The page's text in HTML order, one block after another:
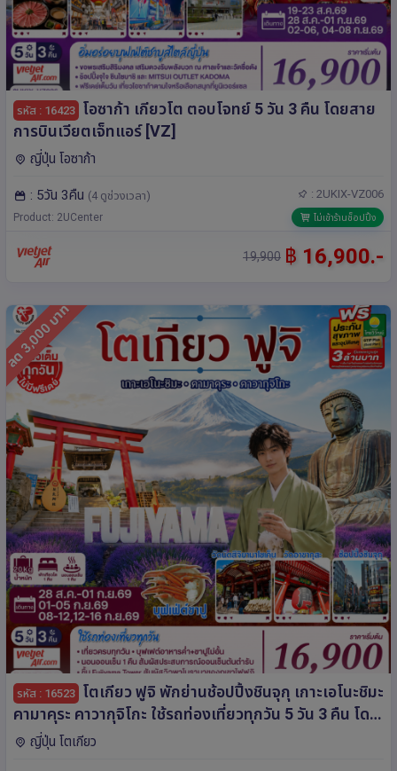
รหัส : 16423 โอซาก้า เกียวโต ตอบโจทย์ 5 วัน 3 คืน โดยสาย
การบินเวียตเจ็ทแอร์ [VZ]
ญี่ปุ่น โอซาก้า
: 5วัน 3คืน (4 ดูช่วงเวลา) : 2UKIX-VZ006
Product: 2UCenter ไม่เข้าร้านช็อปปิ้ง
19,900 ฿ 16,900.-
ลด 3,000 บาท
รหัส : 16523 โตเกียว ฟูจิ พักย่านช้อปปิ้งชินจุกุ เกาะเอโนะชิมะ
คามาคุระ คาวากุจิโกะ ใช้รถท่องเที่ยวทุกวัน 5 วัน 3 คืน โดย
สายการบินเวียตเจ็ทแอร์ [VZ]
ญี่ปุ่น โตเกียว